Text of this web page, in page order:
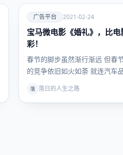
爱
广告平
台
广告平台 2021-02-24
宝马微电影《婚礼》，比电
彩！
春节的脚步虽然渐行渐远 但春
的竞争依旧如火如荼 就连汽车
新…
落 落日的人生之路